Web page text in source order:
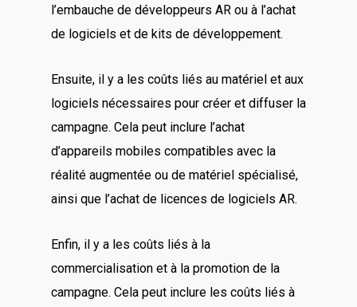
l’embauche de développeurs AR ou à l’achat
de logiciels et de kits de développement.
Ensuite, il y a les coûts liés au matériel et aux
logiciels nécessaires pour créer et diffuser la
campagne. Cela peut inclure l’achat
d’appareils mobiles compatibles avec la
réalité augmentée ou de matériel spécialisé,
ainsi que l’achat de licences de logiciels AR.
Enfin, il y a les coûts liés à la
commercialisation et à la promotion de la
campagne. Cela peut inclure les coûts liés à